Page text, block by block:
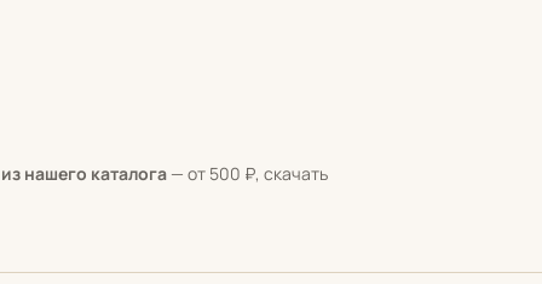
нашего каталога — от 500 ₽, скачать